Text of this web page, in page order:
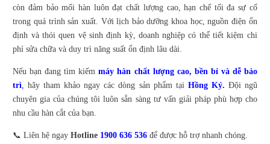
còn đảm bảo mối hàn luôn đạt chất lượng cao, hạn chế tối đa sự cố
trong quá trình sản xuất. Với lịch bảo dưỡng khoa học, nguồn điện ổn
định và thói quen vệ sinh định kỳ, doanh nghiệp có thể tiết kiệm chi
phí sửa chữa và duy trì năng suất ổn định lâu dài.
Nếu bạn đang tìm kiếmmáy hàn chất lượng cao, bền bỉ và dễ bảo
trì, hãy tham khảo ngay các dòng sản phẩm tại Hồng Ký. Đội ngũ
chuyên gia của chúng tôi luôn sẵn sàng tư vấn giải pháp phù hợp cho
nhu cầu hàn cắt của bạn.
📞 Liên hệ ngayHotline 1900 636 536 để được hỗ trợ nhanh chóng.